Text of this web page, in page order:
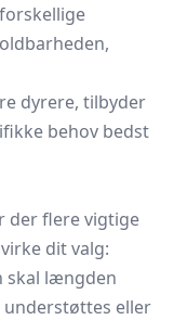
dyrere, tilbyder
behov bedst
der flere vigtige
dit valg:
skal længden
eller